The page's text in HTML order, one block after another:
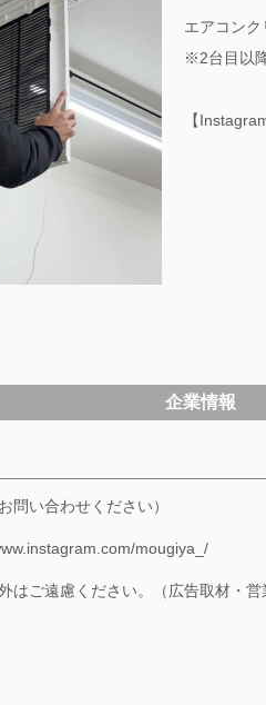
エアコン
※2台目以
【
企業情報
い合わせください）
mougiya_/
はご遠慮ください。（広告取材・営